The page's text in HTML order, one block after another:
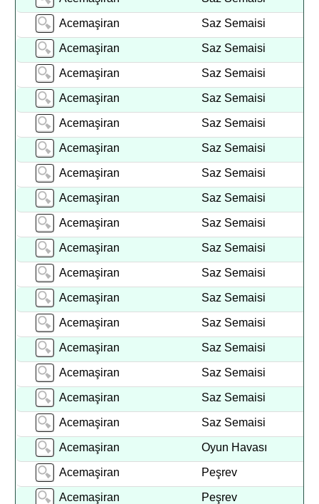
Acemaşiran Saz Semaisi
Acemaşiran Saz Semaisi
Acemaşiran Saz Semaisi
Acemaşiran Saz Semaisi
Acemaşiran Saz Semaisi
Acemaşiran Saz Semaisi
Acemaşiran Saz Semaisi
Acemaşiran Saz Semaisi
Acemaşiran Saz Semaisi
Acemaşiran Saz Semaisi
Acemaşiran Saz Semaisi
Acemaşiran Saz Semaisi
Acemaşiran Saz Semaisi
Acemaşiran Saz Semaisi
Acemaşiran Saz Semaisi
Acemaşiran Saz Semaisi
Acemaşiran Saz Semaisi
Acemaşiran Oyun Havası
Acemaşiran Peşrev
Acemaşiran Peşrev